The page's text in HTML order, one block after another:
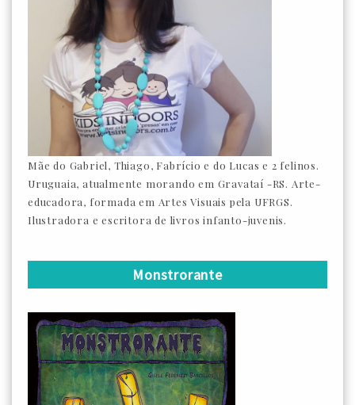
Mãe do Gabriel, Thiago, Fabrício e do Lucas e 2 felinos.
Uruguaia, atualmente morando em Gravataí -RS. Arte-
educadora, formada em Artes Visuais pela UFRGS.
Ilustradora e escritora de livros infanto-juvenis.
Monstrorante